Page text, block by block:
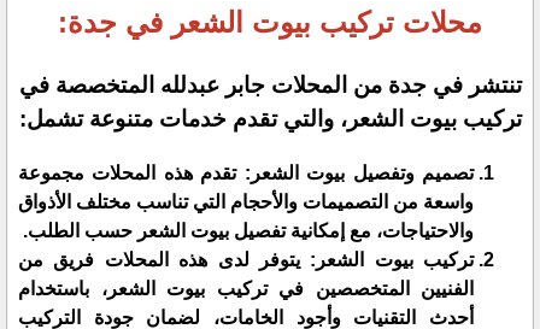
محلات تركيب بيوت الشعر في جدة:
تنتشر في جدة من المحلات جابر عبدلله المتخصصة في
تركيب بيوت الشعر، والتي تقدم خدمات متنوعة تشمل:
تصميم وتفصيل بيوت الشعر: تقدم هذه المحلات مجموعة
واسعة من التصميمات والأحجام التي تناسب مختلف الأذواق
والاحتياجات، مع إمكانية تفصيل بيوت الشعر حسب الطلب.
تركيب بيوت الشعر: يتوفر لدى هذه المحلات فريق من
الفنيين المتخصصين في تركيب بيوت الشعر، باستخدام
أحدث التقنيات وأجود الخامات، لضمان جودة التركيب